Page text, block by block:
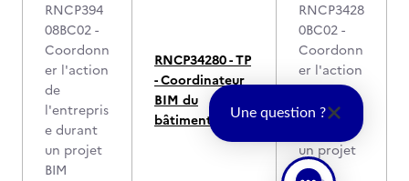
RNCP394
08BC02 -
Coordonn
er l'action
de
l'entrepris
e durant
un projet
BIM
RNCP34280 - TP
- Coordinateur
BIM du
bâtiment
RNCP3428
0BC02 -
Coordonn
er l'action
de
l'entrepris
un projet
BIM
Une question ?